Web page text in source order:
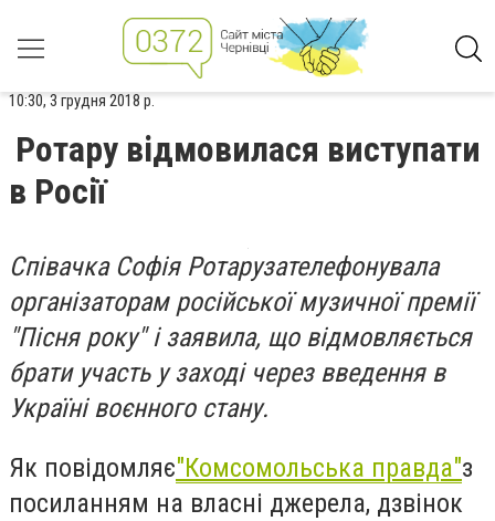
10:30, 3 грудня 2018 р.
Ротару відмовилася виступати
в Росії
Співачка Софія Ротарузателефонувала
організаторам російської музичної премії
"Пісня року" і заявила, що відмовляється
брати участь у заході через введення в
Україні воєнного стану.
Як повідомляє"Комсомольська правда"з
посиланням на власні джерела, дзвінок